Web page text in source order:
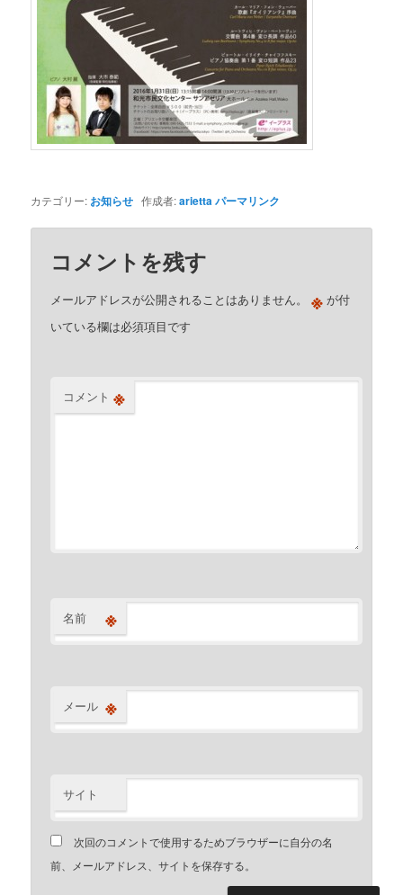
カテゴリー: お知らせ 作成者:ariettaパーマリンク
コメントを残す
メールアドレスが公開されることはありません。 ※ が付
いている欄は必須項目です
コメント ※
名前 ※
メール ※
サイト
次回のコメントで使用するためブラウザーに自分の名
前、メールアドレス、サイトを保存する。